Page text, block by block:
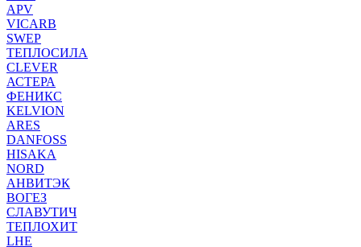
APV
VICARB
SWEP
ТЕПЛОСИЛА
CLEVER
АСТЕРА
ФЕНИКС
KELVION
ARES
DANFOSS
HISAKA
NORD
АНВИТЭК
ВОГЕЗ
СЛАВУТИЧ
ТЕПЛОХИТ
LHE